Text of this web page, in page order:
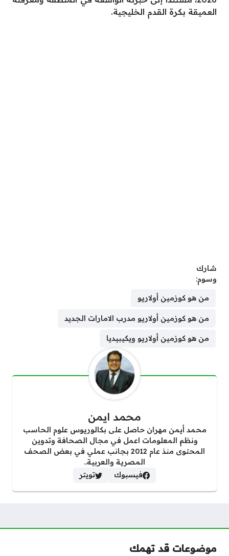
العميقة بكرة القدم الخليجية.
شارك
وسوم:
من هو كوزمين أولاريو
من هو كوزمين أولاريو مدرب الامارات الجديد
من هو كوزمين أولاريو ويكيبيديا
محمد ايمن
محمد أيمن مهران حاصل على بكالوريوس علوم الحاسب
ونظم المعلومات اعمل في مجال الصحافة وتدوين
المحتوى منذ عام 2012 بجانب عملي في بعض الصحف
المصرية والعربية..
فيسبوك
تويتر
موضوعات قد تهمك